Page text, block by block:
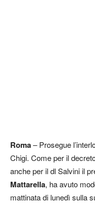
Roma– Prosegue
Chigi. Come per il
anche per il dl Salvini il
Mattarella, ha avuto
mattinata di lunedì sulla